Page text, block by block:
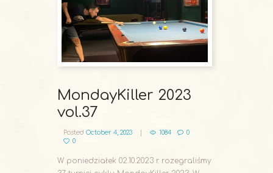
MondayKiller 2023
vol.37
Posted October 4, 2023 1084
0
0
W poniedziałek 02.10.2023 r. rozegraliśmy